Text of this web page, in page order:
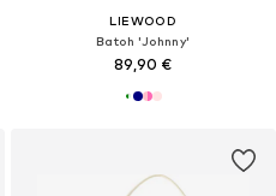
LIEWOOD
Batoh 'Johnny'
89,90 €